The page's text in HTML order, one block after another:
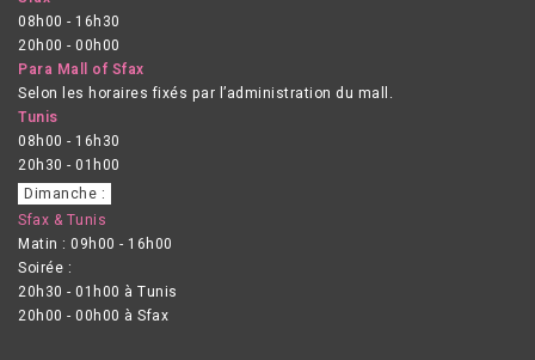
08h00 - 16h30
20h00 - 00h00
Para Mall of Sfax
Selon les horaires fixés par l’administration du mall.
Tunis
08h00 - 16h30
20h30 - 01h00
Dimanche :
Sfax & Tunis
Matin : 09h00 - 16h00
Soirée :
20h30 - 01h00 à Tunis
20h00 - 00h00 à Sfax